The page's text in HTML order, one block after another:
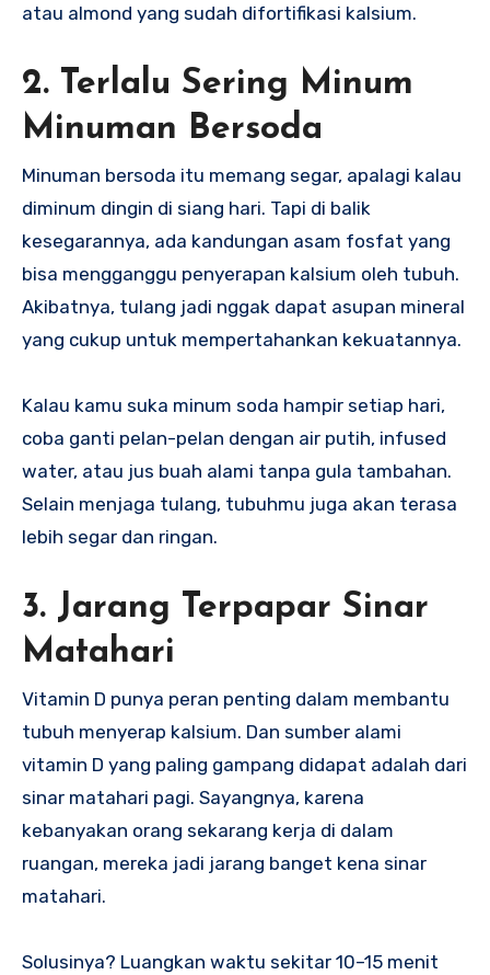
atau almond yang sudah difortifikasi kalsium.
2. Terlalu Sering Minum
Minuman Bersoda
Minuman bersoda itu memang segar, apalagi kalau
diminum dingin di siang hari. Tapi di balik
kesegarannya, ada kandungan asam fosfat yang
bisa mengganggu penyerapan kalsium oleh tubuh.
Akibatnya, tulang jadi nggak dapat asupan mineral
yang cukup untuk mempertahankan kekuatannya.
Kalau kamu suka minum soda hampir setiap hari,
coba ganti pelan-pelan dengan air putih, infused
water, atau jus buah alami tanpa gula tambahan.
Selain menjaga tulang, tubuhmu juga akan terasa
lebih segar dan ringan.
3. Jarang Terpapar Sinar
Matahari
Vitamin D punya peran penting dalam membantu
tubuh menyerap kalsium. Dan sumber alami
vitamin D yang paling gampang didapat adalah dari
sinar matahari pagi. Sayangnya, karena
kebanyakan orang sekarang kerja di dalam
ruangan, mereka jadi jarang banget kena sinar
matahari.
Solusinya? Luangkan waktu sekitar 10–15 menit